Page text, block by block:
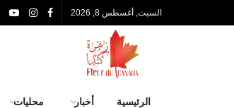
السبت, أغسطس 8, 2026
الرئيسية أخبار محليات